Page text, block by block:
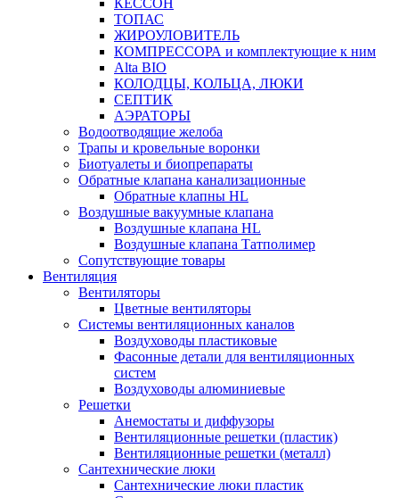
КЕССОН
ТОПАС
ЖИРОУЛОВИТЕЛЬ
КОМПРЕССОРА и комплектующие к ним
Alta BIO
КОЛОДЦЫ, КОЛЬЦА, ЛЮКИ
СЕПТИК
АЭРАТОРЫ
Водоотводящие желоба
Трапы и кровельные воронки
Биотуалеты и биопрепараты
Обратные клапана канализационные
Обратные клапны HL
Воздушные вакуумные клапана
Воздушные клапана HL
Воздушные клапана Татполимер
Сопутствующие товары
Вентиляция
Вентиляторы
Цветные вентиляторы
Системы вентиляционных каналов
Воздуховоды пластиковые
Фасонные детали для вентиляционных
систем
Воздуховоды алюминиевые
Решетки
Анемостаты и диффузоры
Вентиляционные решетки (пластик)
Вентиляционные решетки (металл)
Сантехнические люки
Сантехнические люки пластик